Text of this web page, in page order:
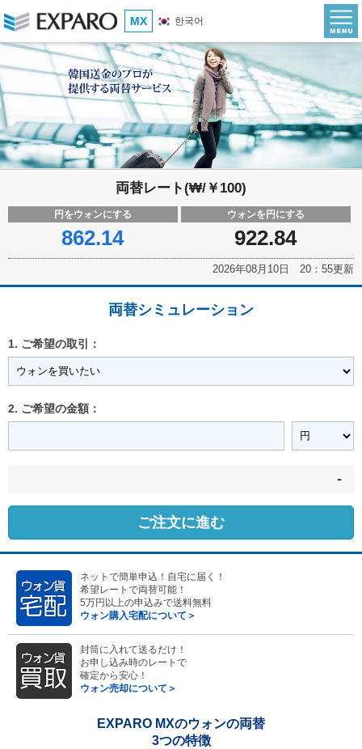
MX 한국어
両替レート(₩/￥100)
円をウォンにする
862.14
ウォンを円にする
922.84
2026年08月10日 20：55更新
両替シミュレーション
1. ご希望の取引：
2. ご希望の金額：
-
ご注文に進む
ネットで簡単申込！自宅に届く！
希望レートで両替可能！
5万円以上の申込みで送料無料
ウォン購入宅配について＞
封筒に入れて送るだけ！
お申し込み時のレートで
確定から安心！
ウォン売却について＞
EXPARO MXのウォンの両替
3つの特徴